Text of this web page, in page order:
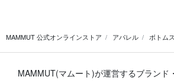
MAMMUT 公式オンラインストア アパレル ボトムス
MAMMUT(マムート)が運営するブランド